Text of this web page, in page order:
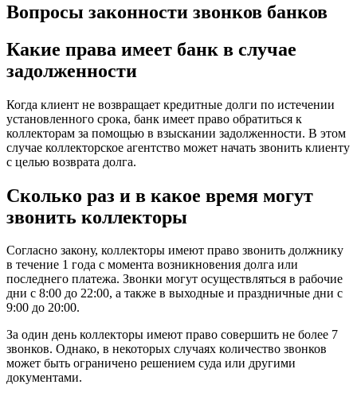
Вопросы законности звонков банков
Какие права имеет банк в случае
задолженности
Когда клиент не возвращает кредитные долги по истечении
установленного срока, банк имеет право обратиться к
коллекторам за помощью в взыскании задолженности. В этом
случае коллекторское агентство может начать звонить клиенту
с целью возврата долга.
Сколько раз и в какое время могут
звонить коллекторы
Согласно закону, коллекторы имеют право звонить должнику
в течение 1 года с момента возникновения долга или
последнего платежа. Звонки могут осуществляться в рабочие
дни с 8:00 до 22:00, а также в выходные и праздничные дни с
9:00 до 20:00.
За один день коллекторы имеют право совершить не более 7
звонков. Однако, в некоторых случаях количество звонков
может быть ограничено решением суда или другими
документами.